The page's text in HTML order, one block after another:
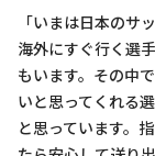
「いまは日本のサ
海外にすぐ行く選
もいます。その中
いと思ってくれる
と思っています。